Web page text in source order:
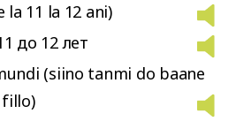
la 11 la 12 ani)
до 12 лет
(siino tanmi do baane